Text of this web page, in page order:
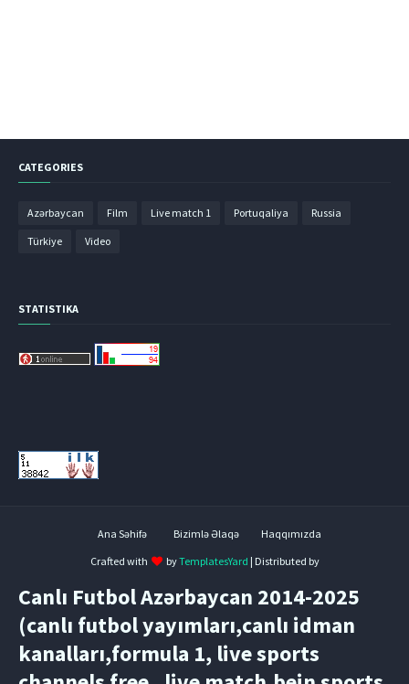
CATEGORIES
Azərbaycan Film Live match 1 Portuqaliya Russia
Türkiye Video
STATISTIKA
Ana Səhifə Bizimlə Əlaqə
Haqqımızda
Crafted with
byTemplatesYard | Distributed by
Canlı Futbol Azərbaycan 2014-2025
(canlı futbol yayımları,canlı idman
kanalları,formula 1, live sports